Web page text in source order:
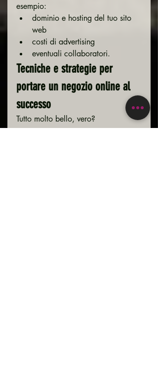
esempio:
dominio e hosting del tuo sito
web
costi di advertising
eventuali collaboratori.
Tecniche e strategie per
portare un negozio online al
successo
Tutto molto bello, vero?